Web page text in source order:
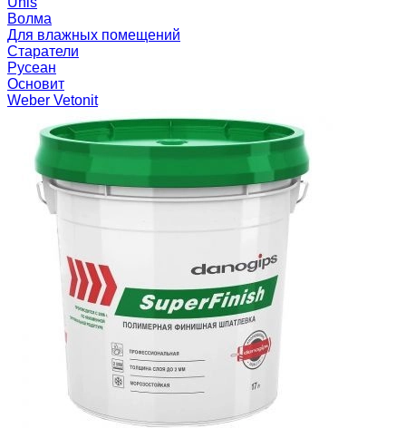
Волма
Для влажных помещений
Старатели
Русеан
Основит
Weber Vetonit